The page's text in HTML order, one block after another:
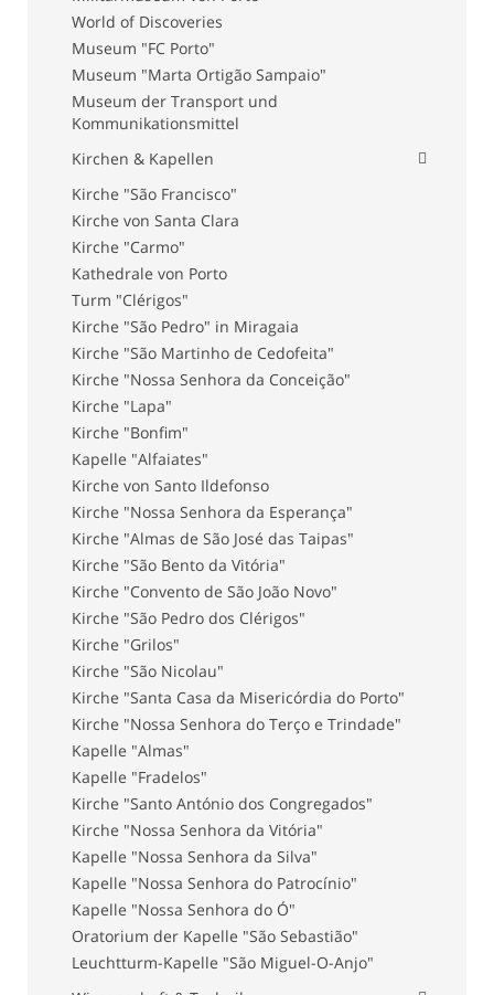
World of Discoveries
Museum "FC Porto"
Museum "Marta Ortigão Sampaio"
Museum der Transport und
Kommunikationsmittel
Kirchen & Kapellen
Kirche "São Francisco"
Kirche von Santa Clara
Kirche "Carmo"
Kathedrale von Porto
Turm "Clérigos"
Kirche "São Pedro" in Miragaia
Kirche "São Martinho de Cedofeita"
Kirche "Nossa Senhora da Conceição"
Kirche "Lapa"
Kirche "Bonfim"
Kapelle "Alfaiates"
Kirche von Santo Ildefonso
Kirche "Nossa Senhora da Esperança"
Kirche "Almas de São José das Taipas"
Kirche "São Bento da Vitória"
Kirche "Convento de São João Novo"
Kirche "São Pedro dos Clérigos"
Kirche "Grilos"
Kirche "São Nicolau"
Kirche "Santa Casa da Misericórdia do Porto"
Kirche "Nossa Senhora do Terço e Trindade"
Kapelle "Almas"
Kapelle "Fradelos"
Kirche "Santo António dos Congregados"
Kirche "Nossa Senhora da Vitória"
Kapelle "Nossa Senhora da Silva"
Kapelle "Nossa Senhora do Patrocínio"
Kapelle "Nossa Senhora do Ó"
Oratorium der Kapelle "São Sebastião"
Leuchtturm-Kapelle "São Miguel-O-Anjo"